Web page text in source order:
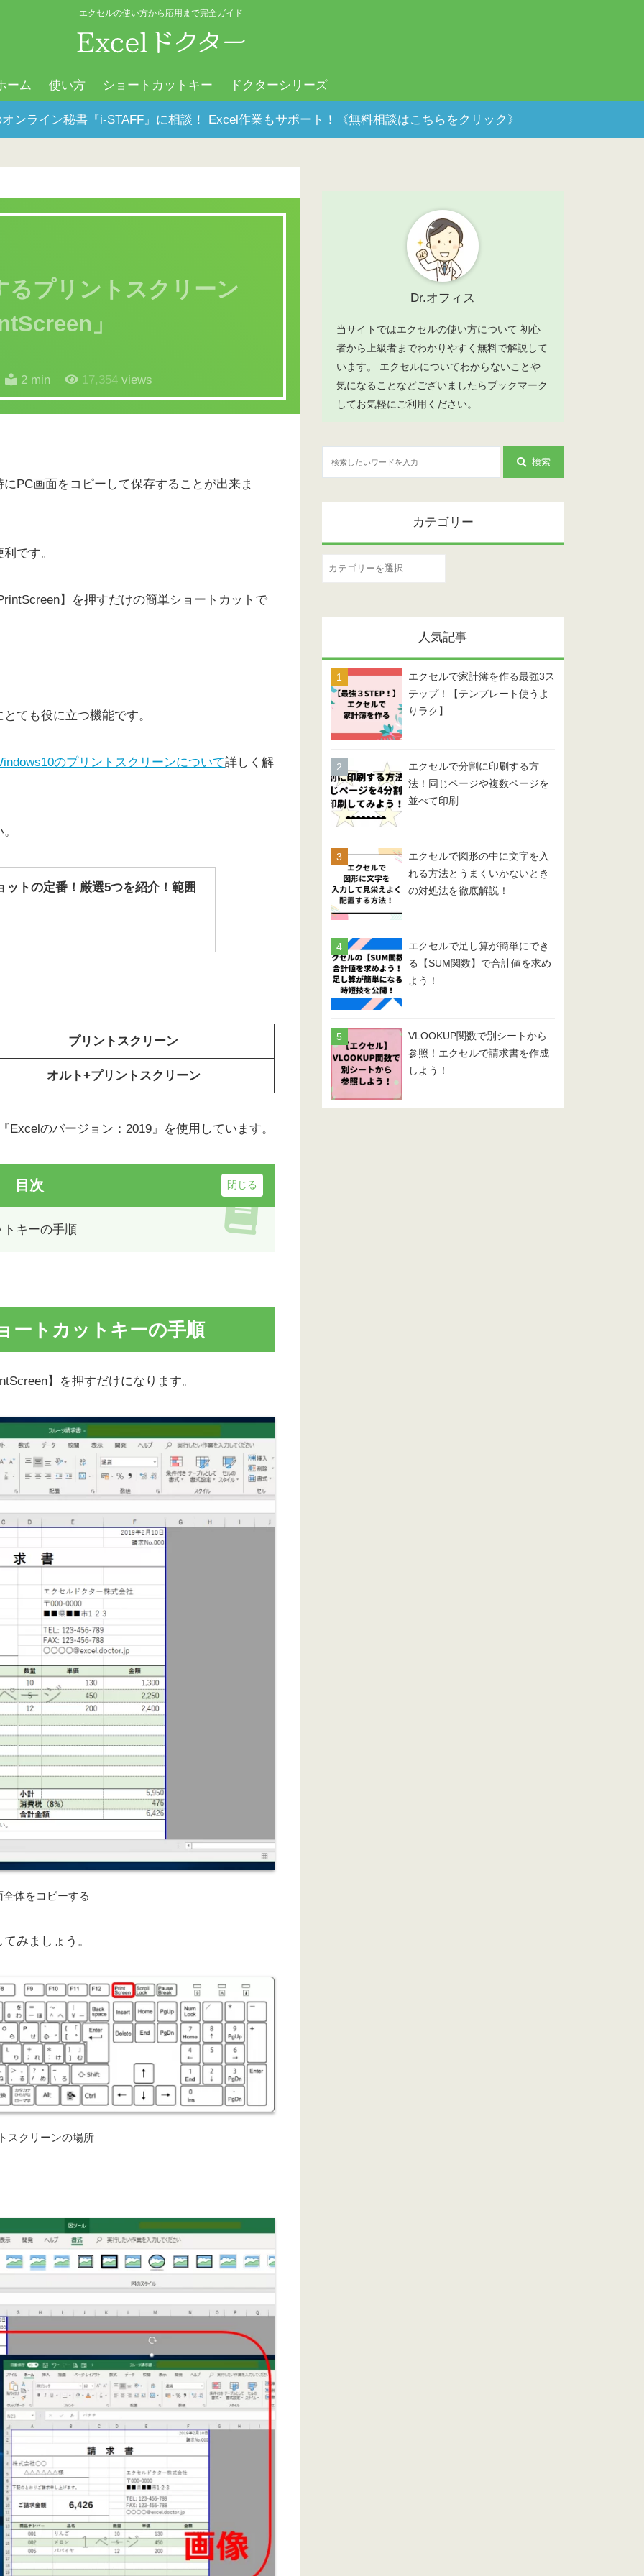
エクセルの使い方から応用まで完全ガイド
ーム 使い方 ショートカットキー ドクターシリーズ
ンライン秘書『i-STAFF』に相談！ Excel作業もサポート！《無料相談はこちらをクリック》
るプリントスクリーン
」
2 min 17,354views
PC画面をコピーして保存することが出来ま
です。
】を押すだけの簡単ショートカットで
ても役に立つ機能です。
のプリントスクリーンについて詳しく解
トの定番！厳選5つを紹介！範囲
プリントスクリーン
オルト+プリントスクリーン
のバージョン：2019』を使用しています。
目次
キーの手順
ートカットキーの手順
】を押すだけになります。
全体をコピーする
みましょう。
スクリーンの場所
Dr.オフィス
当サイトではエクセルの使い方について 初心
者から上級者までわかりやすく無料で解説して
います。 エクセルについてわからないことや
気になることなどございましたらブックマーク
してお気軽にご利用ください。
検索
カテゴリー
カ
リ
人気記事
エクセルで家計簿を作る最強3ス
テップ！【テンプレート使うよ
りラク】
エクセルで分割に印刷する方
法！同じページや複数ページを
並べて印刷
エクセルで図形の中に文字を入
れる方法とうまくいかないとき
の対処法を徹底解説！
エクセルで足し算が簡単にでき
る【SUM関数】で合計値を求め
よう！
VLOOKUP関数で別シートから
参照！エクセルで請求書を作成
しよう！